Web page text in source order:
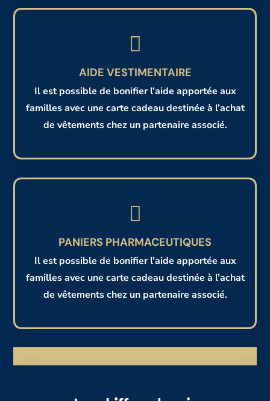

AIDE VESTIMENTAIRE
Il est possible de bonifier l’aide apportée aux
familles avec une carte cadeau destinée à l’achat
de vêtements chez un partenaire associé.

PANIERS PHARMACEUTIQUES
Il est possible de bonifier l’aide apportée aux
familles avec une carte cadeau destinée à l’achat
de vêtements chez un partenaire associé.